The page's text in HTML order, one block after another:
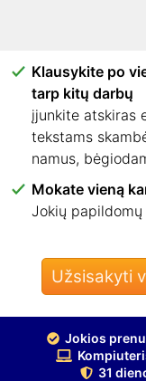
Klausykite po
tarp kitų darbų
įjunkite atskiras
tekstams
namus,
Mokate vieną
Jokių
Užsisakyti
Jokios
31